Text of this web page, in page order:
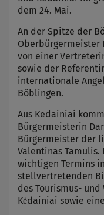
dem 24. Mai.
An der Spitze der
Oberbürgermeister
von einer
sowie der
internationale
Böblingen.
Aus Kedainiai
Bürgermeisterin
Bürgermeister der
Valentinas
wichtigen Termins
stellvertretenden
des Tourismus-
Kėdainiai sowie